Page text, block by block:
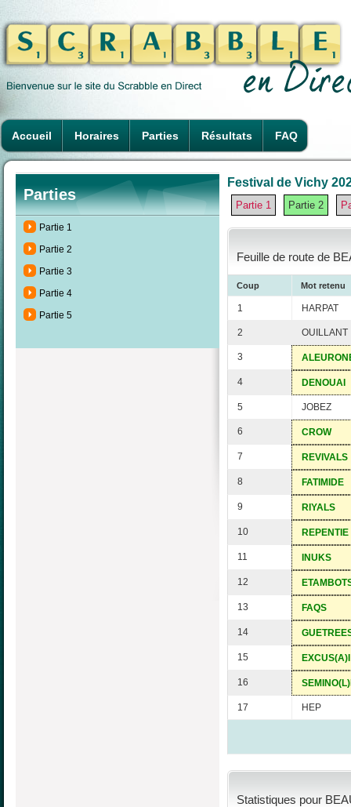
Accueil Horaires Parties Résultats FAQ
Parties
Partie 1
Partie 2
Partie 3
Partie 4
Partie 5
Festival de Vichy
Partie 1 Partie 2
Feuille de route de
Coup Mot retenu
1 HARPAT
2 OUILLANT
3
4 DENOUAI
5 JOBEZ
6 CROW
7 REVIVALS
8 FATIMIDE
9 RIYALS
10 REPENTIE
11 INUKS
12
13 FAQS
14
15 EXCUS(A)I
16
17 HEP
Statistiques pour